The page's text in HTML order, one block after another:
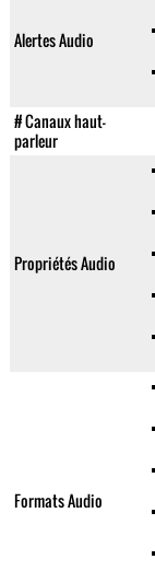
Alertes Audio
# Canaux haut-
parleur
Propriétés Audio
Formats Audio